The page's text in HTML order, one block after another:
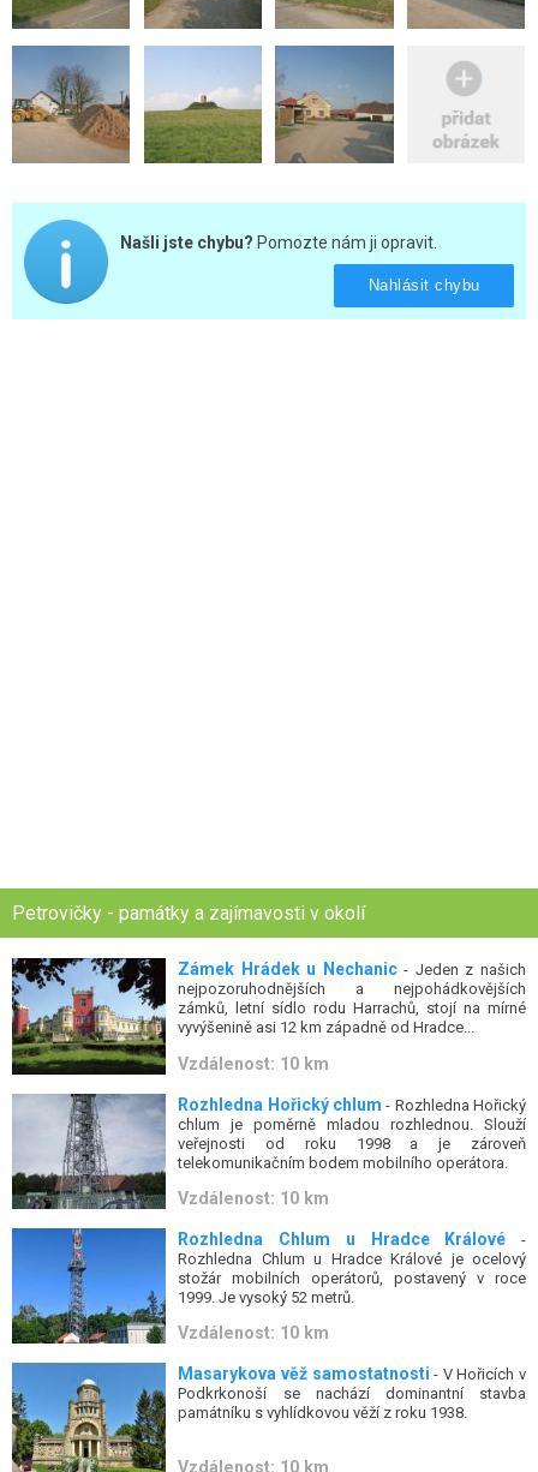
Našli jste chybu? Pomozte nám ji opravit.
Nahlásit chybu
Petrovičky - památky a zajímavosti v okolí
Zámek Hrádek u Nechanic- Jeden z našich
nejpozoruhodnějších a nejpohádkovějších
zámků, letní sídlo rodu Harrachů, stojí na mírné
vyvýšenině asi 12 km západně od Hradce...
Vzdálenost: 10 km
Rozhledna Hořický chlum - Rozhledna Hořický
chlum je poměrně mladou rozhlednou. Slouží
veřejnosti od roku 1998 a je zároveň
telekomunikačním bodem mobilního operátora.
Vzdálenost: 10 km
Rozhledna Chlum u Hradce Králové -
Rozhledna Chlum u Hradce Králové je ocelový
stožár mobilních operátorů, postavený v roce
1999. Je vysoký 52 metrů.
Vzdálenost: 10 km
Masarykova věž samostatnosti - V Hořicích v
Podkrkonoší se nachází dominantní stavba
památníku s vyhlídkovou věží z roku 1938.
Vzdálenost: 10 km